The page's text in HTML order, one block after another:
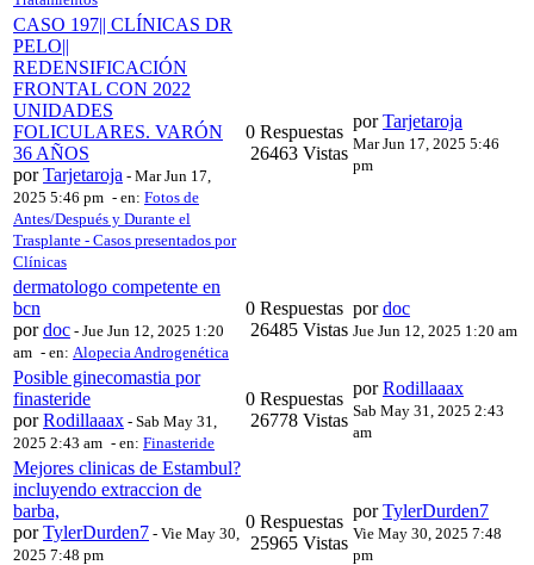
CASO 197|| CLÍNICAS DR
PELO||
REDENSIFICACIÓN
FRONTAL CON 2022
UNIDADES
FOLICULARES. VARÓN
36 AÑOS
porTarjetaroja - Mar Jun 17,
2025 5:46 pm - en: Fotos de
Antes/Después y Durante el
Trasplante - Casos presentados por
Clínicas
0 Respuestas
26463 Vistas
porTarjetaroja
Mar Jun 17, 2025 5:46
pm
dermatologo competente en
bcn
pordoc - Jue Jun 12, 2025 1:20
am - en: Alopecia Androgenética
0 Respuestas
26485 Vistas
pordoc
Jue Jun 12, 2025 1:20 am
Posible ginecomastia por
finasteride
porRodillaaax - Sab May 31,
2025 2:43 am - en: Finasteride
0 Respuestas
26778 Vistas
porRodillaaax
Sab May 31, 2025 2:43
am
Mejores clinicas de Estambul?
incluyendo extraccion de
barba,
porTylerDurden7 - Vie May 30,
2025 7:48 pm
0 Respuestas
25965 Vistas
porTylerDurden7
Vie May 30, 2025 7:48
pm